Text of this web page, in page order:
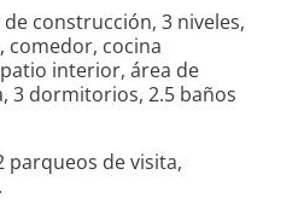
construcción, 3 niveles,
comedor, cocina
interior, área de
3 dormitorios, 2.5 baños
parqueos de visita,